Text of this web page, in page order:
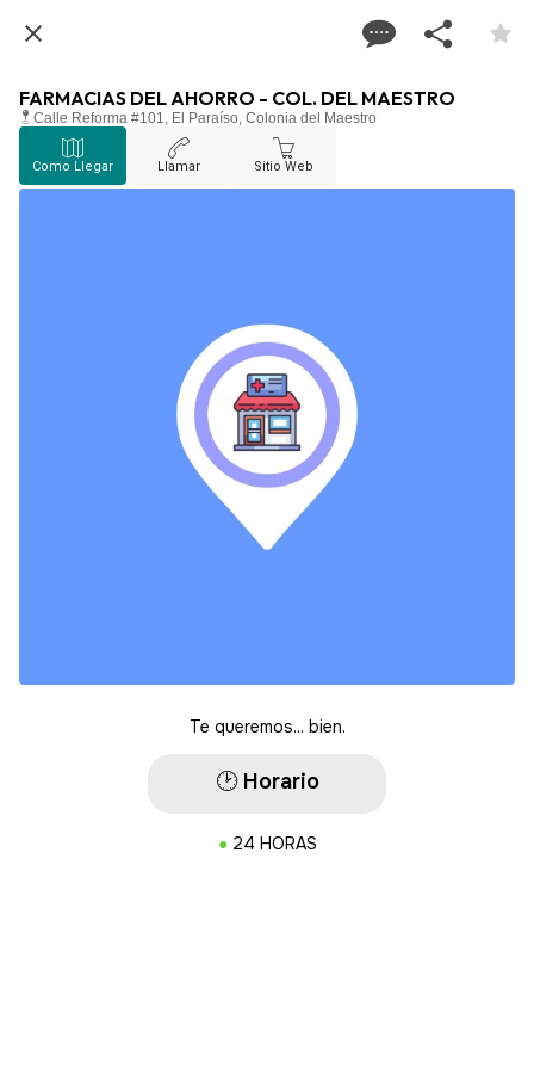
FARMACIAS DEL AHORRO - COL. DEL MAESTRO
Calle Reforma #101, El Paraíso, Colonia del Maestro
Como Llegar Llamar Sitio Web
Te queremos... bien.
🕑​ Horario
●24 HORAS